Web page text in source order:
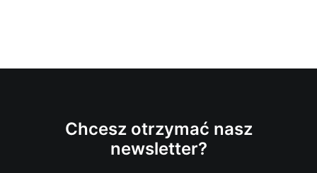
Chcesz otrzymać nasz
newsletter?